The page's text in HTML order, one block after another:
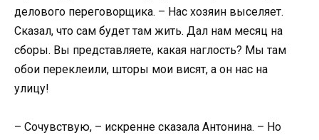
делового переговорщика. – Нас хозяин выселяет.
Сказал, что сам будет там жить. Дал нам месяц на
сборы. Вы представляете, какая наглость? Мы там
обои переклеили, шторы мои висят, а он нас на
улицу!
– Сочувствую, – искренне сказала Антонина. – Но